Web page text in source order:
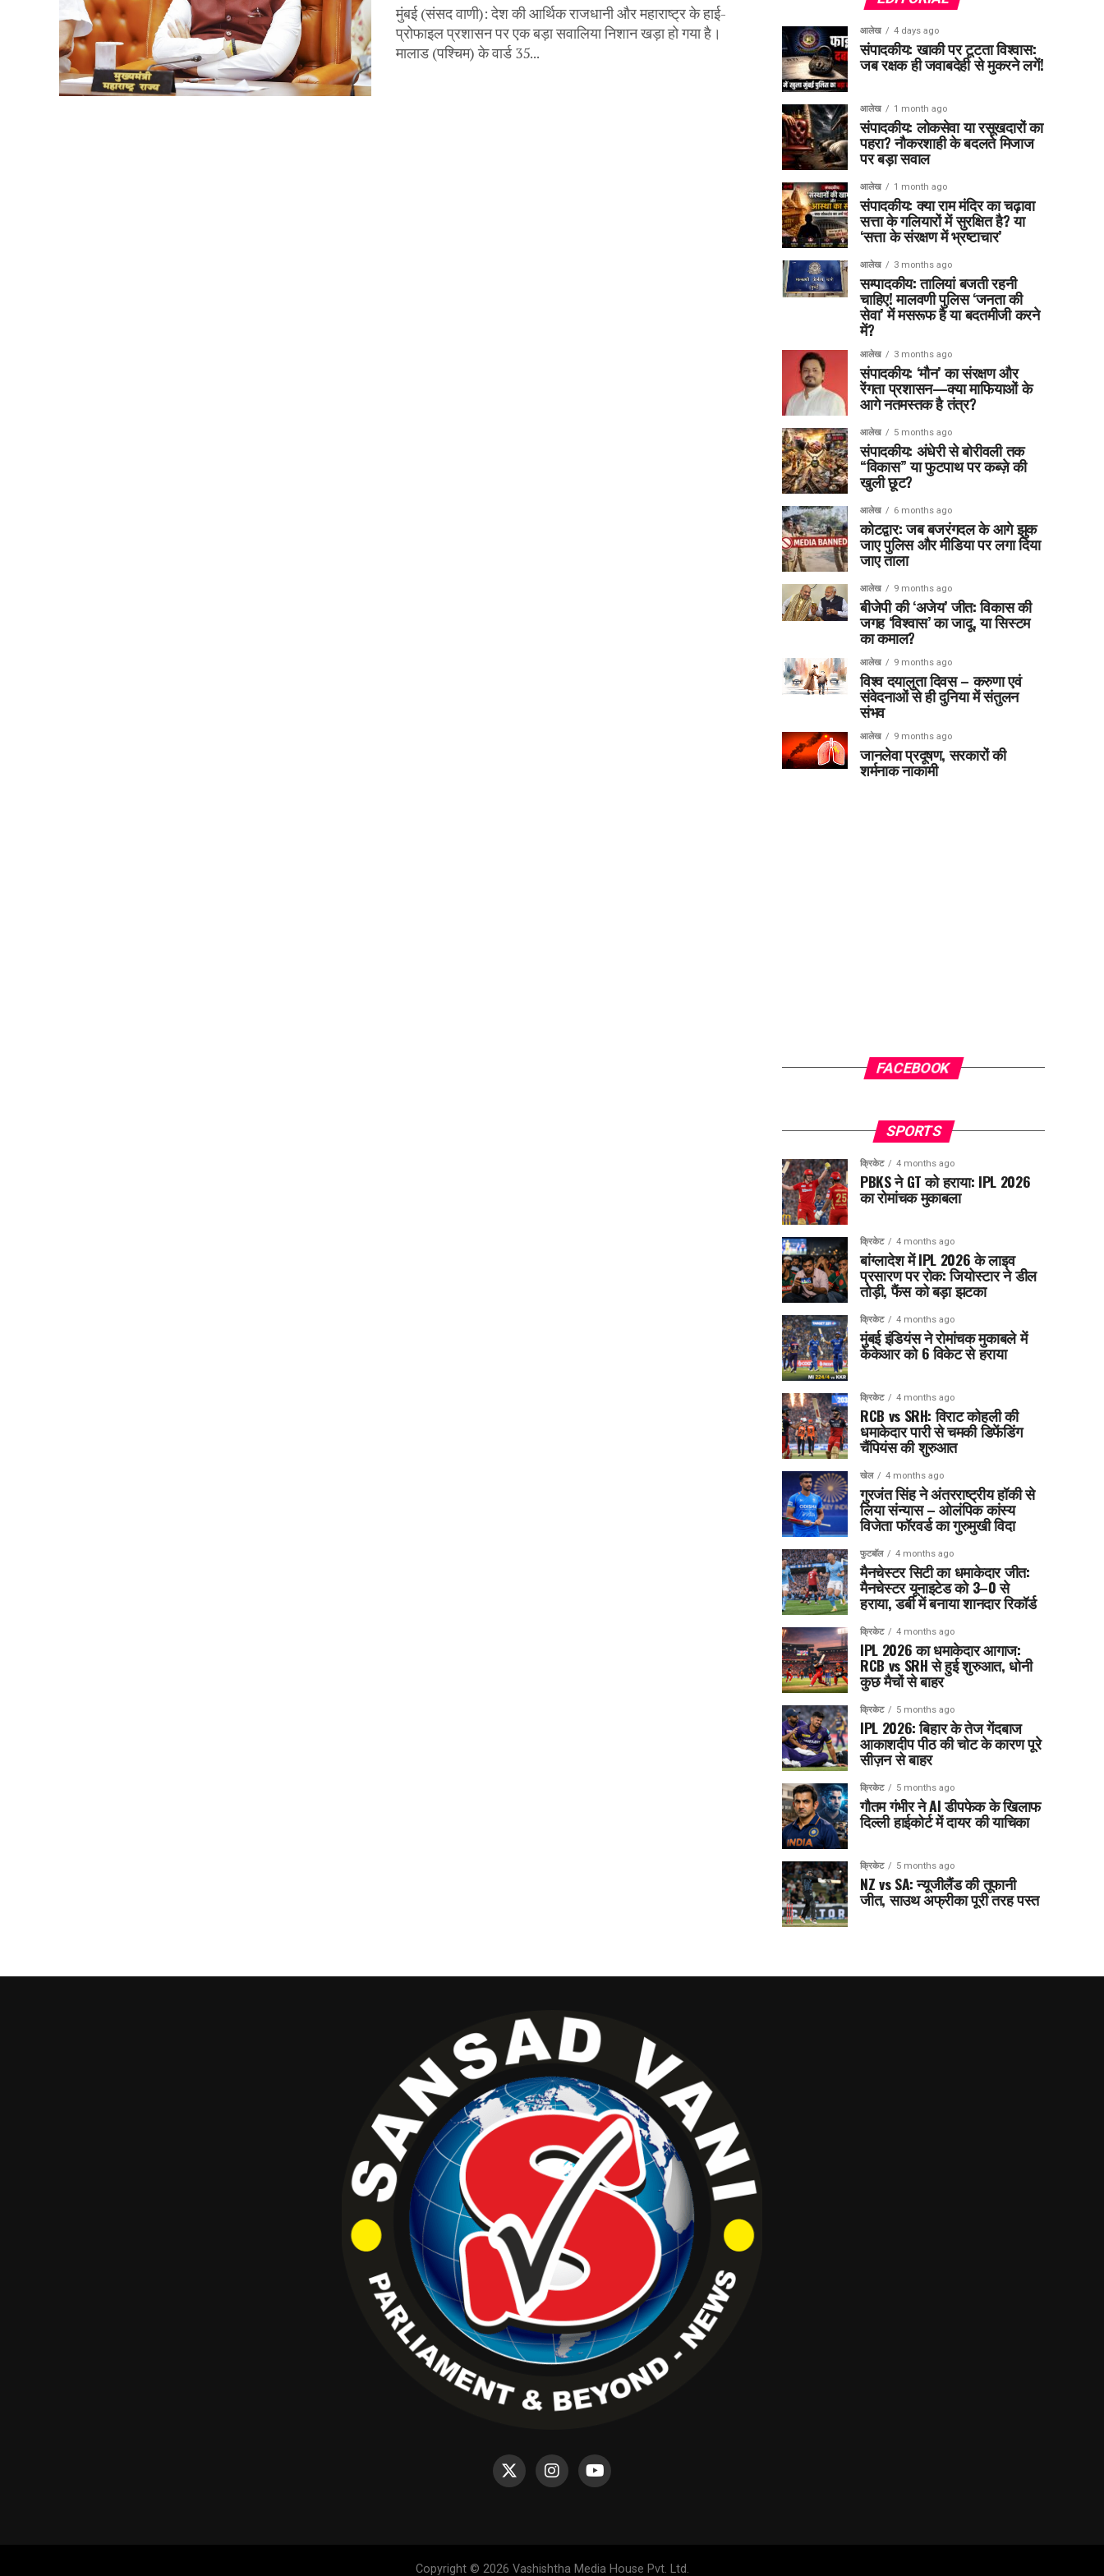
मुंबई (संसद वाणी): देश की आर्थिक राजधानी और महाराष्ट्र के हाई-
प्रोफाइल प्रशासन पर एक बड़ा सवालिया निशान खड़ा हो गया है।
मालाड (पश्चिम) के वार्ड 35...
आलेख 4 days ago
संपादकीय: खाकी पर टूटता विश्वास:
जब रक्षक ही जवाबदेही से मुकरने लगें!
आलेख 1 month ago
संपादकीय: लोकसेवा या रसूखदारों का
पहरा? नौकरशाही के बदलते मिजाज
पर बड़ा सवाल
आलेख 1 month ago
संपादकीय: क्या राम मंदिर का चढ़ावा
सत्ता के गलियारों में सुरक्षित है? या
‘सत्ता के संरक्षण में भ्रष्टाचार’
आलेख 3 months ago
सम्पादकीय: तालियां बजती रहनी
चाहिए! मालवणी पुलिस ‘जनता की
सेवा’ में मसरूफ है या बदतमीजी करने
में?
आलेख 3 months ago
संपादकीय: ‘मौन’ का संरक्षण और
रेंगता प्रशासन—क्या माफियाओं के
आगे नतमस्तक है तंत्र?
आलेख 5 months ago
संपादकीय: अंधेरी से बोरीवली तक
“विकास” या फुटपाथ पर कब्ज़े की
खुली छूट?
आलेख 6 months ago
कोटद्वार: जब बजरंगदल के आगे झुक
जाए पुलिस और मीडिया पर लगा दिया
जाए ताला
आलेख 9 months ago
बीजेपी की ‘अजेय’ जीत: विकास की
जगह ‘विश्वास’ का जादू, या सिस्टम
का कमाल?
आलेख 9 months ago
विश्व दयालुता दिवस – करुणा एवं
संवेदनाओं से ही दुनिया में संतुलन
संभव
आलेख 9 months ago
जानलेवा प्रदूषण, सरकारों की
शर्मनाक नाकामी
FACEBOOK
SPORTS
क्रिकेट 4 months ago
PBKS ने GT को हराया: IPL 2026
का रोमांचक मुकाबला
क्रिकेट 4 months ago
बांग्लादेश में IPL 2026 के लाइव
प्रसारण पर रोक: जियोस्टार ने डील
तोड़ी, फैंस को बड़ा झटका
क्रिकेट 4 months ago
मुंबई इंडियंस ने रोमांचक मुकाबले में
केकेआर को 6 विकेट से हराया
क्रिकेट 4 months ago
RCB vs SRH: विराट कोहली की
धमाकेदार पारी से चमकी डिफेंडिंग
चैंपियंस की शुरुआत
खेल 4 months ago
गुरजंत सिंह ने अंतरराष्ट्रीय हॉकी से
लिया संन्यास – ओलंपिक कांस्य
विजेता फॉरवर्ड का गुरुमुखी विदा
फुटबॉल 4 months ago
मैनचेस्टर सिटी का धमाकेदार जीत:
मैनचेस्टर यूनाइटेड को 3–0 से
हराया, डर्बी में बनाया शानदार रिकॉर्ड
क्रिकेट 4 months ago
IPL 2026 का धमाकेदार आगाज:
RCB vs SRH से हुई शुरुआत, धोनी
कुछ मैचों से बाहर
क्रिकेट 5 months ago
IPL 2026: बिहार के तेज गेंदबाज
आकाशदीप पीठ की चोट के कारण पूरे
सीज़न से बाहर
क्रिकेट 5 months ago
गौतम गंभीर ने AI डीपफेक के खिलाफ
दिल्ली हाईकोर्ट में दायर की याचिका
क्रिकेट 5 months ago
NZ vs SA: न्यूजीलैंड की तूफानी
जीत, साउथ अफ्रीका पूरी तरह पस्त
Copyright © 2026 Vashishtha Media House Pvt. Ltd.